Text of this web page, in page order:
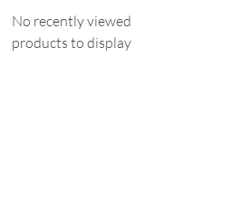
No recently viewed
products to display